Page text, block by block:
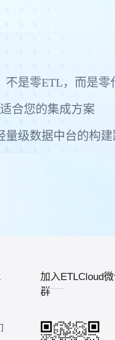
合您的集成方案
量级数据中台的构
加入ETLCloud
群